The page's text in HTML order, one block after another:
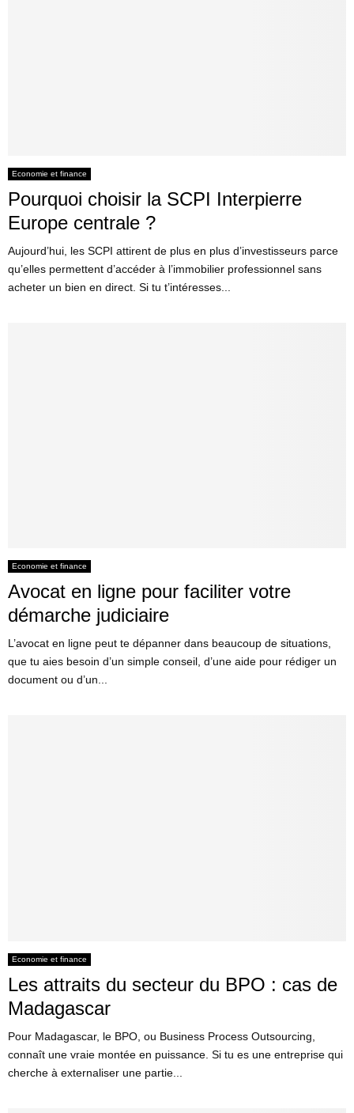
Economie et finance
Pourquoi choisir la SCPI Interpierre
Europe centrale ?
Aujourd’hui, les SCPI attirent de plus en plus d’investisseurs parce
qu’elles permettent d’accéder à l’immobilier professionnel sans
acheter un bien en direct. Si tu t’intéresses...
Economie et finance
Avocat en ligne pour faciliter votre
démarche judiciaire
L’avocat en ligne peut te dépanner dans beaucoup de situations,
que tu aies besoin d’un simple conseil, d’une aide pour rédiger un
document ou d’un...
Economie et finance
Les attraits du secteur du BPO : cas de
Madagascar
Pour Madagascar, le BPO, ou Business Process Outsourcing,
connaît une vraie montée en puissance. Si tu es une entreprise qui
cherche à externaliser une partie...